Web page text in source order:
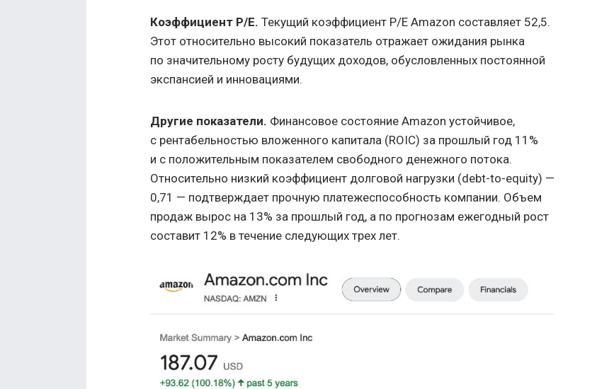
Коэффициент P/E. Текущий коэффициент P/E Amazon составляет 52,5.
Этот относительно высокий показатель отражает ожидания рынка
по значительному росту будущих доходов, обусловленных постоянной
экспансией и инновациями.
Другие показатели. Финансовое состояние Amazon устойчивое,
с рентабельностью вложенного капитала (ROIC) за прошлый год 11%
и с положительным показателем свободного денежного потока.
Относительно низкий коэффициент долговой нагрузки (debt-to-equity) —
0,71 — подтверждает прочную платежеспособность компании. Объем
продаж вырос на 13% за прошлый год, а по прогнозам ежегодный рост
составит 12% в течение следующих трех лет.